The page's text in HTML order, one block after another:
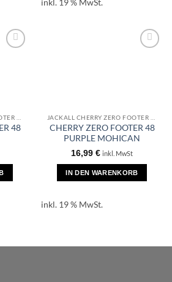
48
CHERRY ZERO FOOTER 48
PURPLE MOHICAN
16,99 € inkl. MwSt
IN DEN WARENKORB
inkl. 19 % MwSt.